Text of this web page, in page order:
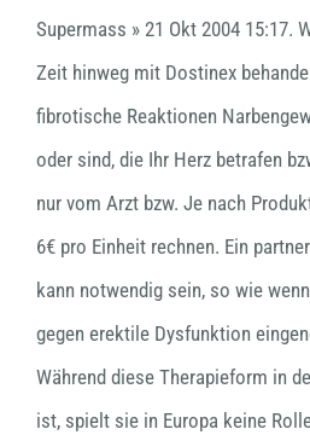
Supermass » 21 Okt 2004 15:17.
Zeit hinweg mit Dostinex
fibrotische Reaktionen
oder sind, die Ihr Herz betrafen
nur vom Arzt bzw. Je nach
6€ pro Einheit rechnen. Ein
kann notwendig sein, so wie
gegen erektile Dysfunktion
Während diese Therapieform in
ist, spielt sie in Europa keine